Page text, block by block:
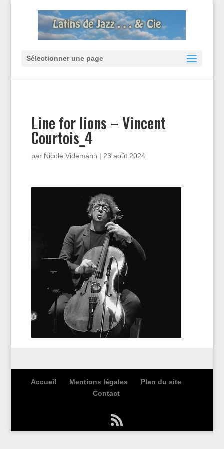
Sélectionner une page
Line for lions – Vincent
Courtois_4
par Nicole Videmann | 23 août 2024
Accueil Mentions légales
Plan du site
Contact